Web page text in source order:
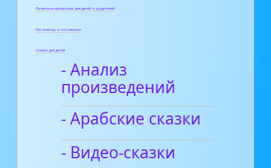
Полезные материалы для детей и родителей
Пословицы и поговорки
Сказки для детей
- Анализ
произведений
- Арабские сказки
- Видео-сказки